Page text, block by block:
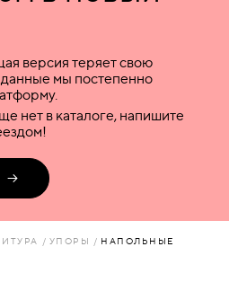
версия теряет свою
данные мы постепенно
нет в каталоге, напишите
УПОРЫ НАПОЛЬНЫЕ